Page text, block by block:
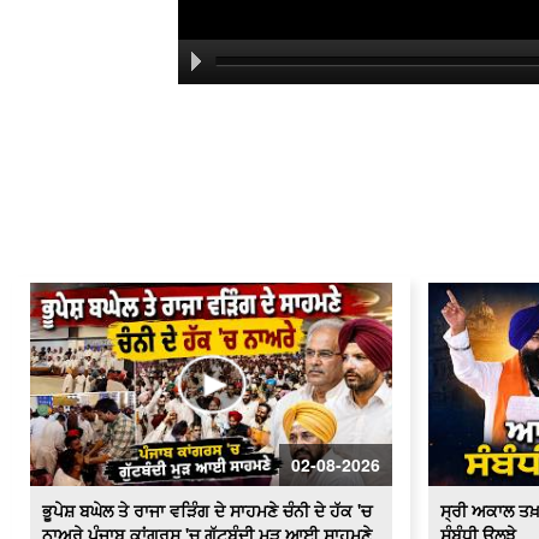
02-08-2026
ਭੂਪੇਸ਼ ਬਘੇਲ ਤੇ ਰਾਜਾ ਵੜਿੰਗ ਦੇ ਸਾਹਮਣੇ ਚੰਨੀ ਦੇ ਹੱਕ 'ਚ
ਸ੍ਰੀ ਅਕਾਲ